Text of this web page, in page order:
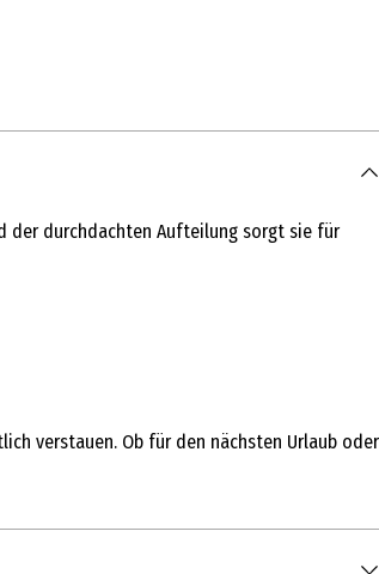
der durchdachten Aufteilung sorgt sie für
verstauen. Ob für den nächsten Urlaub oder